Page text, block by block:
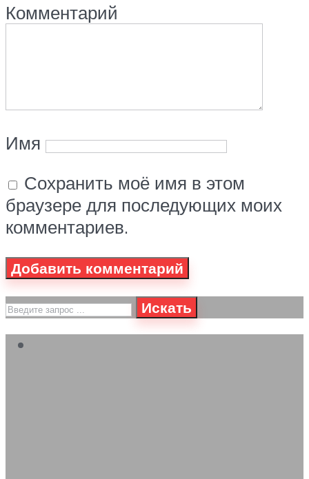
Комментарий
Имя
Сохранить моё имя в этом
браузере для последующих моих
комментариев.
Искать